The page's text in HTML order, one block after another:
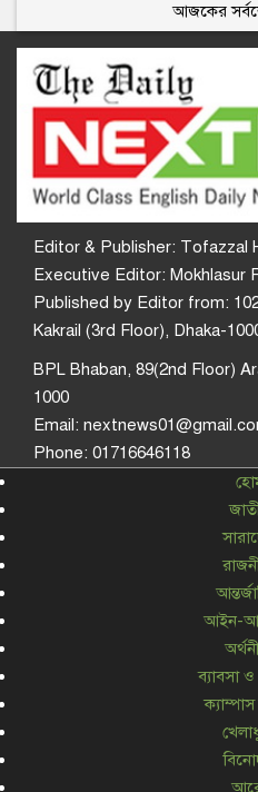
আজকের
Editor & Publisher: Tofazzal
Executive Editor: Mokhlasur
Published by Editor from:
Kakrail (3rd Floor), Dhaka-
BPL Bhaban, 89(2nd Floor)
1000
Email:
Phone: 01716646118
আইন-
ব্যাবসা ও